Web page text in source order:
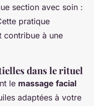
section avec soin :
pratique
contribue à une
dans le rituel
le massage facial
adaptées à votre